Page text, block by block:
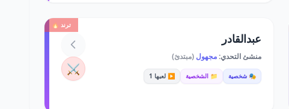
ترند 🔥
عبدالقادر
منشئ التحدي:مجهول (مبتدئ)
🎭 شخصية 📁 الشخصية ▶️ لعبها 1 ⚔️